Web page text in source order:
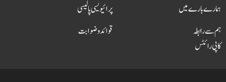
ہمارے بارے میں
ہم سے رابطہ
پرائیویسی پالیسی
قوائد و ضوابت
کاپی رائٹس